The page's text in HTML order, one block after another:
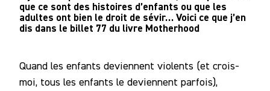
que ce sont des histoires d’enfants ou que les
adultes ont bien le droit de sévir… Voici ce que j’en
dis dans le billet 77 du livre Motherhood
Quand les enfants deviennent violents (et crois-
moi, tous les enfants le deviennent parfois),